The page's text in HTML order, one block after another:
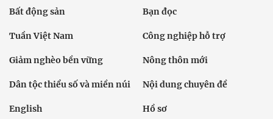
Bất động sản Bạn đọc
Tuần Việt Nam Công nghiệp hỗ trợ
Giảm nghèo bền vững Nông thôn mới
Dân tộc thiểu số và miền núi Nội dung chuyên đề
English Hồ sơ